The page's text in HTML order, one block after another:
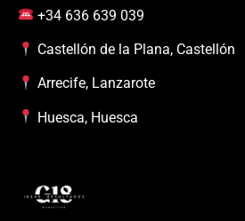
+34 636 639 039
Castellón de la Plana, Castellón
Arrecife, Lanzarote
Huesca, Huesca